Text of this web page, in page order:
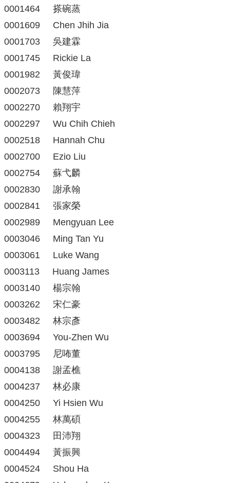
0001464 搽碗蒸
0001609 Chen Jhih Jia
0001703 吳建霖
0001745 Rickie La
0001982 黃俊瑋
0002073 陳慧萍
0002270 賴翔宇
0002297 Wu Chih Chieh
0002518 Hannah Chu
0002700 Ezio Liu
0002754 蘇弋麟
0002830 謝承翰
0002841 張家榮
0002989 Mengyuan Lee
0003046 Ming Tan Yu
0003061 Luke Wang
0003113 Huang James
0003140 楊宗翰
0003262 宋仁豪
0003482 林宗彥
0003694 You-Zhen Wu
0003795 尼咘董
0004138 謝孟樵
0004237 林必康
0004250 Yi Hsien Wu
0004255 林萬碩
0004323 田沛翔
0004494 黃振興
0004524 Shou Ha